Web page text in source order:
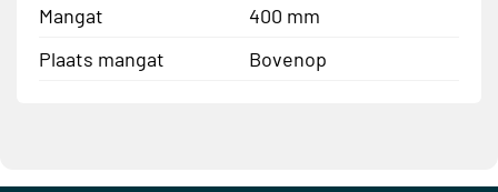
Mangat
400 mm
Plaats mangat
Bovenop